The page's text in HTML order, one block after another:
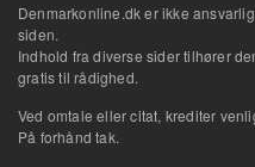
Denmarkonline.dk er ikke
siden.
Indhold fra diverse sider tilhører
gratis til rådighed.
Ved omtale eller citat, krediter
På forhånd tak.